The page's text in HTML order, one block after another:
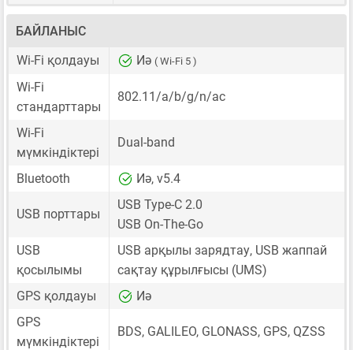
БАЙЛАНЫС
Wi-Fi қолдауы
Иә ( Wi-Fi 5 )
Wi-Fi
стандарттары
802.11/a/b/g/n/ac
Wi-Fi
мүмкіндіктері
Dual-band
Bluetooth Иә, v5.4
USB порттары
USB Type-C 2.0
USB On-The-Go
USB
қосылымы
USB арқылы зарядтау, USB жаппай
сақтау құрылғысы (UMS)
GPS қолдауы
Иә
GPS
мүмкіндіктері
BDS, GALILEO, GLONASS, GPS, QZSS